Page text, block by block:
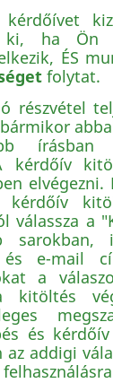
ki, ha Ön
ÉS
folytat.
részvétel
írásban
kérdőív
elvégezni.
válassza a
és e-mail
a
kitöltés
és
az addigi